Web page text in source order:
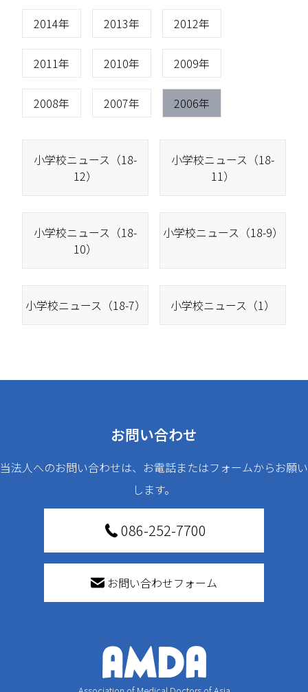
2014年 2013年 2012年
2011年 2010年 2009年
2008年 2007年 2006年
小学校ニュース（18-
12）
小学校ニュース（18-
11）
小学校ニュース（18-
10）
小学校ニュース（18-9）
小学校ニュース（18-7） 小学校ニュース（1）
お問い合わせ
当法人へのお問い合わせは、お電話またはフォームからお願い
します。
086-252-7700
お問い合わせフォーム